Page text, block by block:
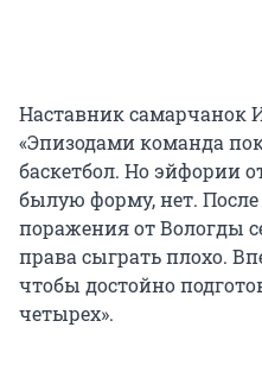
Наставник самарчанок
«Эпизодами команда
баскетбол. Но эйфории
былую форму, нет. После
поражения от Вологды
права сыграть плохо.
чтобы достойно
четырех».